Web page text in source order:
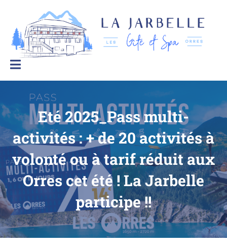
La Jarbelle – Gîtes et Spa
Le
bien-
être
à
la
montagne
Eté 2025_Pass multi-
activités : + de 20 activités à
volonté ou à tarif réduit aux
Orres cet été ! La Jarbelle
participe !!